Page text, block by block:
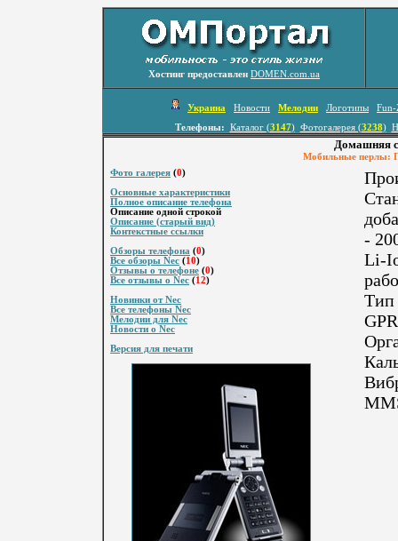
Хостинг предоставлен DOMEN.com.ua
Украина Новости Мелодии Логотипы
Fun-
Телефоны:
Каталог (3147) Фотогалерея (3238)
Домашняя
Мобильные перлы:
Фото галерея (0)
Основные характеристики
Полное описание телефона
Описание одной строкой
Описание (старый вид)
Контекстные ссылки
Обзоры телефона (0)
Все обзоры Nec (10)
Отзывы о телефоне (0)
Все отзывы о Nec (12)
Новинки от Nec
Все телефоны Nec
Мелодии для Nec
Новости о Nec
Версия для печати
-
Li-
Тип